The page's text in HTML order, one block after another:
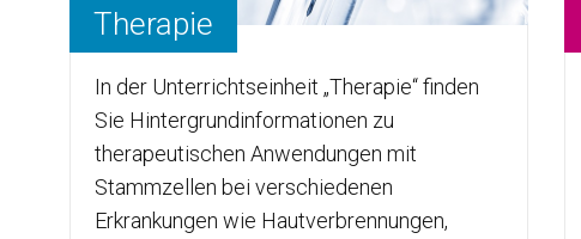
Therapie
In der Unterrichtseinheit „Therapie“ finden
Sie Hintergrundinformationen zu
therapeutischen Anwendungen mit
Stammzellen bei verschiedenen
Erkrankungen wie Hautverbrennungen,